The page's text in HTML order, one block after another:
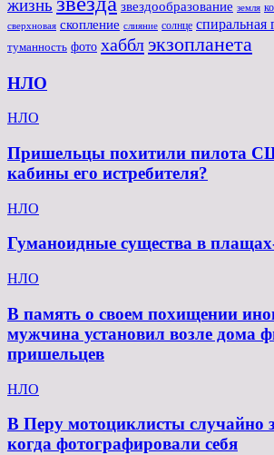
жизнь звездообразование земля
сверхновая скопление слияние солнце спиральная
туманность фото хаббл экзопланета
НЛО
НЛО
Пришельцы похитили пилота
кабины его истребителя?
НЛО
Гуманоидные существа в
НЛО
В память о своем похищении
мужчина установил возле
пришельцев
НЛО
В Перу мотоциклисты случайно
когда фотографировали себя